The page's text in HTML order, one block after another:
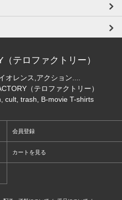
テロファクトリー）
オレンス,アクション....
（テロファクトリー）
cult, trash, B-movie T-shirts
会員登録
カートを見る